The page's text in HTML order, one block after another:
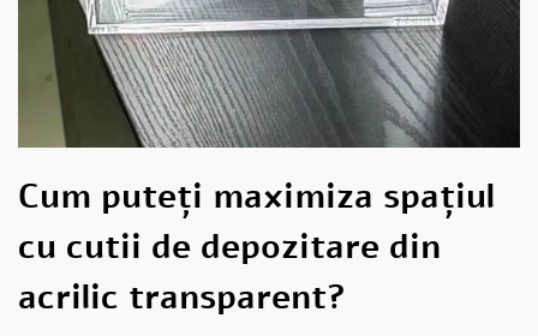
Cum puteți maximiza spațiul
cu cutii de depozitare din
acrilic transparent?